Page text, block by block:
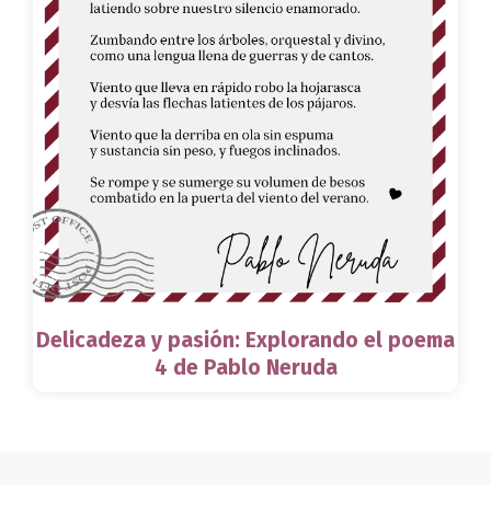
Delicadeza y pasión: Explorando el poema
4 de Pablo Neruda